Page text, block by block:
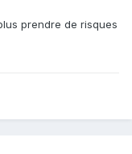
prendre de risques